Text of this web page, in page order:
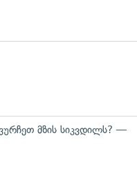
მზის სიკვდილს? —